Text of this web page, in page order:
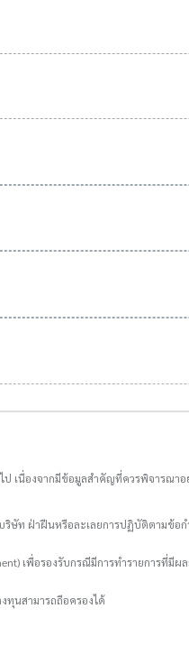
ป เนื่องจากมีข้อมูลสำคัญที่ควรพิจารณ
ริษัท ฝ่าฝืนหรือละเลยการปฏิบัติตามข้
เพื่อรองรับกรณีมีการทำรายการที่มี
ทุนสามารถถือครองได้